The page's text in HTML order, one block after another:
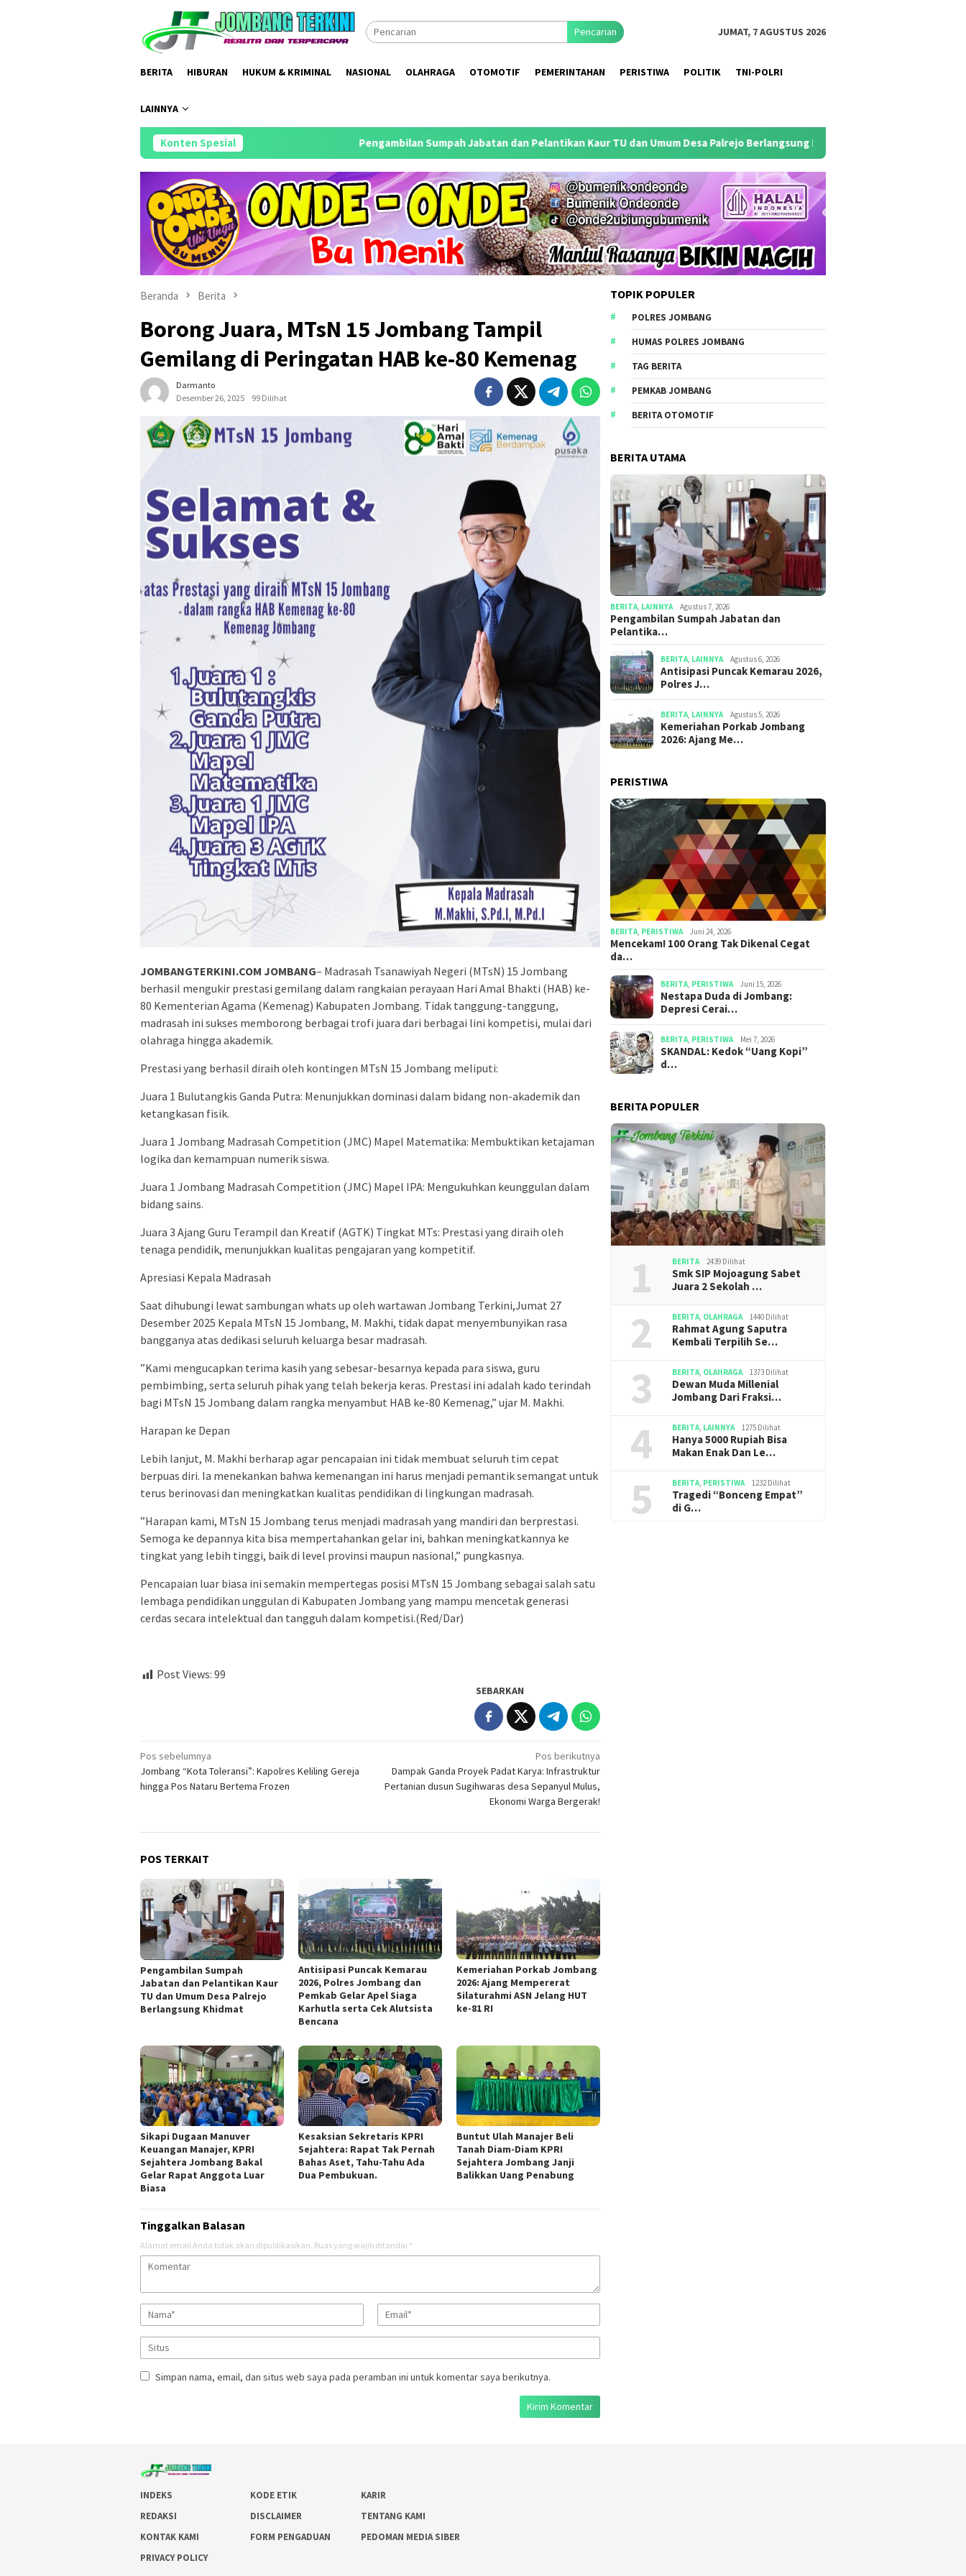
Pencarian JUMAT, 7 AGUSTUS 2026
BERITA HIBURAN HUKUM & KRIMINAL NASIONAL OLAHRAGA OTOMOTIF PEMERINTAHAN PERISTIWA POLITIK TNI-POLRI
LAINNYA
Konten Spesial Pengambilan Sumpah Jabatan dan Pelantikan Kaur TU dan Umum Desa Palrejo Berlangsung Khidmat Antisipasi Puncak Kemarau
Beranda Berita
Borong Juara, MTsN 15 Jombang Tampil
Gemilang di Peringatan HAB ke-80 Kemenag
Darmanto
Desember 26, 2025
99 Dilihat
JOMBANGTERKINI.COM JOMBANG– Madrasah Tsanawiyah Negeri (MTsN) 15 Jombang
berhasil mengukir prestasi gemilang dalam rangkaian perayaan Hari Amal Bhakti (HAB) ke-
80 Kementerian Agama (Kemenag) Kabupaten Jombang. Tidak tanggung-tanggung,
madrasah ini sukses memborong berbagai trofi juara dari berbagai lini kompetisi, mulai dari
olahraga hingga akademik.
​Prestasi yang berhasil diraih oleh kontingen MTsN 15 Jombang meliputi:
​Juara 1 Bulutangkis Ganda Putra: Menunjukkan dominasi dalam bidang non-akademik dan
ketangkasan fisik.
​Juara 1 Jombang Madrasah Competition (JMC) Mapel Matematika: Membuktikan ketajaman
logika dan kemampuan numerik siswa.
​Juara 1 Jombang Madrasah Competition (JMC) Mapel IPA: Mengukuhkan keunggulan dalam
bidang sains.
​Juara 3 Ajang Guru Terampil dan Kreatif (AGTK) Tingkat MTs: Prestasi yang diraih oleh
tenaga pendidik, menunjukkan kualitas pengajaran yang kompetitif.
​Apresiasi Kepala Madrasah
​Saat dihubungi lewat sambungan whats up oleh wartawan Jombang Terkini,Jumat 27
Desember 2025 Kepala MTsN 15 Jombang, M. Makhi, tidak dapat menyembunyikan rasa
bangganya atas dedikasi seluruh keluarga besar madrasah.
​”Kami mengucapkan terima kasih yang sebesar-besarnya kepada para siswa, guru
pembimbing, serta seluruh pihak yang telah bekerja keras. Prestasi ini adalah kado terindah
bagi MTsN 15 Jombang dalam rangka menyambut HAB ke-80 Kemenag,” ujar M. Makhi.
​Harapan ke Depan
​Lebih lanjut, M. Makhi berharap agar pencapaian ini tidak membuat seluruh tim cepat
berpuas diri. Ia menekankan bahwa kemenangan ini harus menjadi pemantik semangat untuk
terus berinovasi dan meningkatkan kualitas pendidikan di lingkungan madrasah.
​”Harapan kami, MTsN 15 Jombang terus menjadi madrasah yang mandiri dan berprestasi.
Semoga ke depannya kita bisa mempertahankan gelar ini, bahkan meningkatkannya ke
tingkat yang lebih tinggi, baik di level provinsi maupun nasional,” pungkasnya.
​Pencapaian luar biasa ini semakin mempertegas posisi MTsN 15 Jombang sebagai salah satu
lembaga pendidikan unggulan di Kabupaten Jombang yang mampu mencetak generasi
cerdas secara intelektual dan tangguh dalam kompetisi.(Red/Dar)
Post Views: 99
SEBARKAN
Navigasi
pos
Pos sebelumnya
Jombang “Kota Toleransi”: Kapolres Keliling Gereja
hingga Pos Nataru Bertema Frozen
Pos berikutnya
Dampak Ganda Proyek Padat Karya: Infrastruktur
Pertanian dusun Sugihwaras desa Sepanyul Mulus,
Ekonomi Warga Bergerak!
POS TERKAIT
Pengambilan Sumpah
Jabatan dan Pelantikan Kaur
TU dan Umum Desa Palrejo
Berlangsung Khidmat
Antisipasi Puncak Kemarau
2026, Polres Jombang dan
Pemkab Gelar Apel Siaga
Karhutla serta Cek Alutsista
Bencana
Kemeriahan Porkab Jombang
2026: Ajang Mempererat
Silaturahmi ASN Jelang HUT
ke-81 RI
Sikapi Dugaan Manuver
Keuangan Manajer, KPRI
Sejahtera Jombang Bakal
Gelar Rapat Anggota Luar
Biasa
Kesaksian Sekretaris KPRI
Sejahtera: Rapat Tak Pernah
Bahas Aset, Tahu-Tahu Ada
Dua Pembukuan.
Buntut Ulah Manajer Beli
Tanah Diam-Diam KPRI
Sejahtera Jombang Janji
Balikkan Uang Penabung
Tinggalkan Balasan
Alamat email Anda tidak akan dipublikasikan. Ruas yang wajib ditandai *
Simpan nama, email, dan situs web saya pada peramban ini untuk komentar saya berikutnya.
TOPIK POPULER
POLRES JOMBANG
HUMAS POLRES JOMBANG
TAG BERITA
PEMKAB JOMBANG
BERITA OTOMOTIF
BERITA UTAMA
BERITA, LAINNYA Agustus 7, 2026
Pengambilan Sumpah Jabatan dan
Pelantika…
BERITA, LAINNYA Agustus 6, 2026
Antisipasi Puncak Kemarau 2026,
Polres J…
BERITA, LAINNYA Agustus 5, 2026
Kemeriahan Porkab Jombang
2026: Ajang Me…
PERISTIWA
BERITA, PERISTIWA Juni 24, 2026
Mencekam! 100 Orang Tak Dikenal Cegat
da…
BERITA, PERISTIWA Juni 15, 2026
​​Nestapa Duda di Jombang:
Depresi Cerai…
BERITA, PERISTIWA Mei 7, 2026
SKANDAL: Kedok “Uang Kopi”
d…
BERITA POPULER
1 BERITA 2439 Dilihat
Smk SIP Mojoagung Sabet
Juara 2 Sekolah …
2 BERITA, OLAHRAGA 1440 Dilihat
Rahmat Agung Saputra
Kembali Terpilih Se…
3 BERITA, OLAHRAGA 1373 Dilihat
Dewan Muda Millenial
Jombang Dari Fraksi…
4 BERITA, LAINNYA 1275 Dilihat
Hanya 5000 Rupiah Bisa
Makan Enak Dan Le…
5 BERITA, PERISTIWA 1232 Dilihat
Tragedi “Bonceng Empat”
di G…
INDEKS KODE ETIK
KARIR
REDAKSI
DISCLAIMER
TENTANG KAMI
KONTAK KAMI
FORM PENGADUAN
PEDOMAN MEDIA SIBER
PRIVACY POLICY